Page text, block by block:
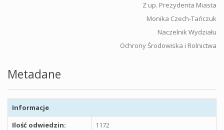
Z up. Prezydenta Miasta
Monika Czech-Tańczuk
Naczelnik Wydziału
Ochrony Środowiska i Rolnictwa
Metadane
Informacje
Ilość odwiedzin:
1172